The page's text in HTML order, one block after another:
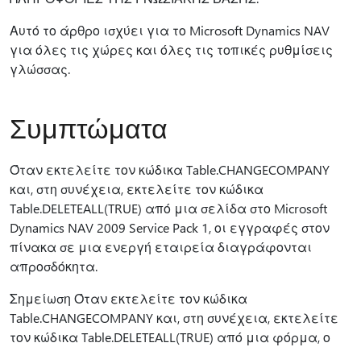
Αυτό το άρθρο ισχύει για το Microsoft Dynamics NAV
για όλες τις χώρες και όλες τις τοπικές ρυθμίσεις
γλώσσας.
Συμπτώματα
Όταν εκτελείτε τον κώδικα Table.CHANGECOMPANY
και, στη συνέχεια, εκτελείτε τον κώδικα
Table.DELETEALL(TRUE) από μια σελίδα στο Microsoft
Dynamics NAV 2009 Service Pack 1, οι εγγραφές στον
πίνακα σε μια ενεργή εταιρεία διαγράφονται
απροσδόκητα.
Σημείωση Όταν εκτελείτε τον κώδικα
Table.CHANGECOMPANY και, στη συνέχεια, εκτελείτε
τον κώδικα Table.DELETEALL(TRUE) από μια φόρμα, ο